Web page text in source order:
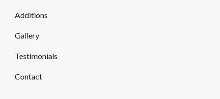
Additions
Gallery
Testimonials
Contact